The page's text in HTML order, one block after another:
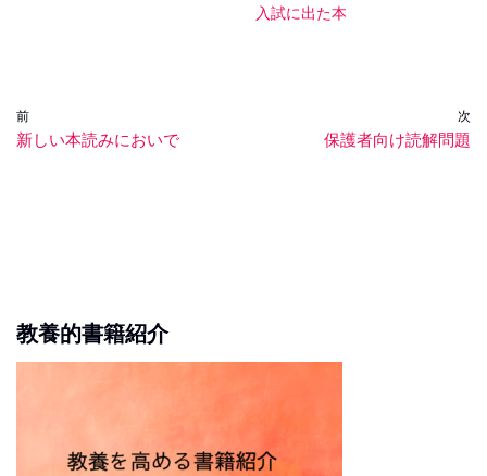
入試に出た本
前
新しい本読みにおいで
次
保護者向け読解問題
教養的書籍紹介